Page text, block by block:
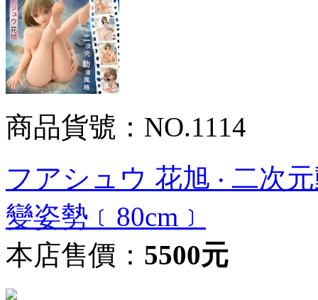
商品貨號：NO.1114
フアシュウ 花旭 ‧ 二次
變姿勢﹝80cm﹞
本店售價： 5500元